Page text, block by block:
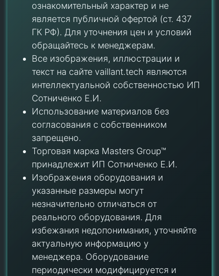
ознакомительный характер и не
является публичной офертой (ст. 437
ГК РФ). Для уточнения цен и условий
обращайтесь к менеджерам.
Все изображения, иллюстрации и
текст на сайте vaillant.tech являются
интеллектуальной собственностью ИП
Сотниченко Е.И.
Использование материалов без
согласования с собственником
запрещено.
Торговая марка Masters Group™
принадлежит ИП Сотниченко Е.И.
Изображения оборудования и
указанные размеры могут
незначительно отличаться от
реального оборудования. Для
избежания недопонимания, уточняйте
актуальную информацию у
менеджера. Оборудование
периодически модифицируется и